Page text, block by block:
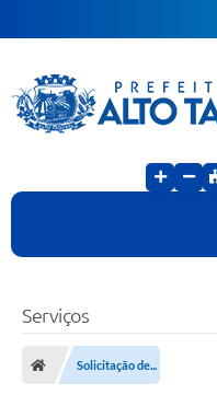
Serviços
Solicitação de...